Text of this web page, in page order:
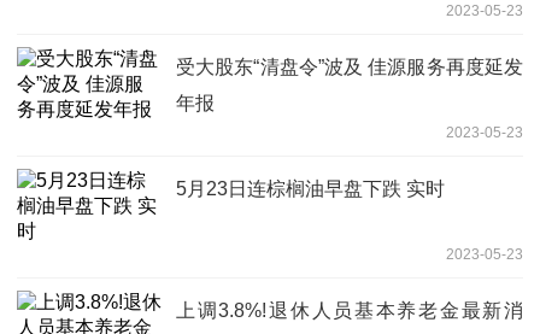
2023-05-23
受大股东“清盘令”波及 佳源服务再度延发
年报
2023-05-23
5月23日连棕榈油早盘下跌 实时
2023-05-23
上调3.8%!退休人员基本养老金最新消